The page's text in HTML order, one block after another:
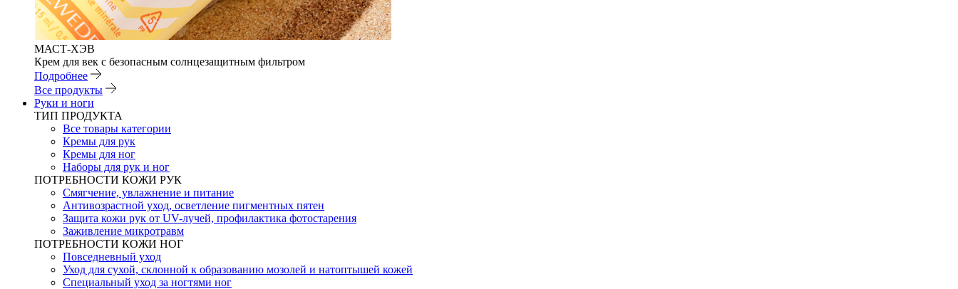
МАСТ-ХЭВ
Крем для век с безопасным солнцезащитным фильтром
Подробнее
Все продукты
Руки и ноги
ТИП ПРОДУКТА
Все товары категории
Кремы для рук
Кремы для ног
Наборы для рук и ног
ПОТРЕБНОСТИ КОЖИ РУК
Смягчение, увлажнение и питание
Антивозрастной уход, осветление пигментных пятен
Защита кожи рук от UV-лучей, профилактика фотостарения
Заживление микротравм
ПОТРЕБНОСТИ КОЖИ НОГ
Повседневный уход
Уход для сухой, склонной к образованию мозолей и натоптышей кожей
Специальный уход за ногтями ног